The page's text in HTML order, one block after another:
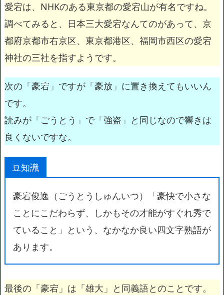
愛宕は、NHKのある東京都の愛宕山が有名ですね。
調べてみると、日本三大愛宕なんてのがあって、京
都府京都市右京区、東京都港区、福岡市西区の愛宕
神社の三社を指すようです。
次の「豪宕」ですが「豪放」に置き換えてもいいん
です。
読みが「ごうとう」で「強盗」と同じなので響きは
良くないですな。
豆知識
豪宕俊逸（ごうとうしゅんいつ）「豪快で小さな
ことにこだわらず、しかもその才能がすぐれ秀で
ていること」という、なかなか良い四文字熟語が
あります。
最後の「豪宕」は「雄大」と同義語とのことです。